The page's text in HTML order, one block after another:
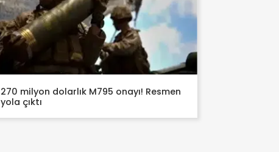
270 milyon dolarlık M795 onayı! Resmen
yola çıktı